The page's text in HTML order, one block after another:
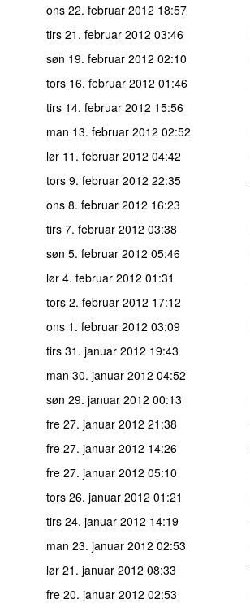
ons 22. februar 2012 18:57
tirs 21. februar 2012 03:46
søn 19. februar 2012 02:10
tors 16. februar 2012 01:46
tirs 14. februar 2012 15:56
man 13. februar 2012 02:52
lør 11. februar 2012 04:42
tors 9. februar 2012 22:35
ons 8. februar 2012 16:23
tirs 7. februar 2012 03:38
søn 5. februar 2012 05:46
lør 4. februar 2012 01:31
tors 2. februar 2012 17:12
ons 1. februar 2012 03:09
tirs 31. januar 2012 19:43
man 30. januar 2012 04:52
søn 29. januar 2012 00:13
fre 27. januar 2012 21:38
fre 27. januar 2012 14:26
fre 27. januar 2012 05:10
tors 26. januar 2012 01:21
tirs 24. januar 2012 14:19
man 23. januar 2012 02:53
lør 21. januar 2012 08:33
fre 20. januar 2012 02:53